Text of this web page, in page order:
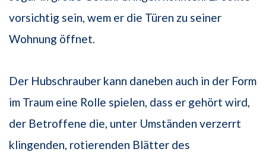
vorsichtig sein, wem er die Türen zu seiner
Wohnung öffnet.
Der Hubschrauber kann daneben auch in der Form
im Traum eine Rolle spielen, dass er gehört wird,
der Betroffene die, unter Umständen verzerrt
klingenden, rotierenden Blätter des